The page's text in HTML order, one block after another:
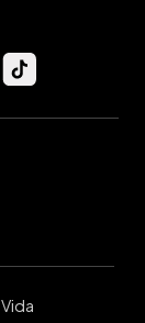
Vida